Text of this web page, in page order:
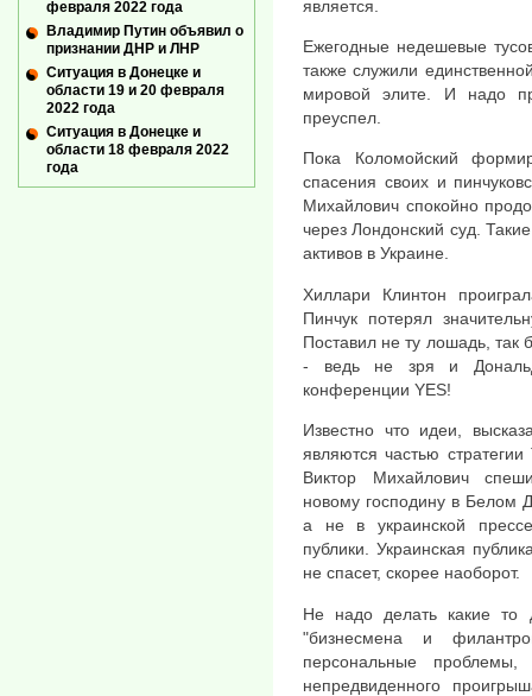
является.
Ежегодные недешевые
также служили
мировой элите. И надо
преуспел.
Пока Коломойский
спасения своих и
Михайлович спокойно
через Лондонский суд.
активов в Украине.
Хиллари Клинтон
Пинчук потерял
Поставил не ту лошадь, так
- ведь не зря и
конференции YES!
Известно что идеи,
являются частью
Виктор Михайлович
новому господину в Белом
а не в украинской
публики. Украинская
не спасет, скорее наоборот.
Не надо делать какие то
"бизнесмена и
персональные
непредвиденного
февраля 2022 года
Владимир Путин объявил о
признании ДНР и ЛНР
Ситуация в Донецке и
области 19 и 20 февраля
2022 года
Ситуация в Донецке и
области 18 февраля 2022
года